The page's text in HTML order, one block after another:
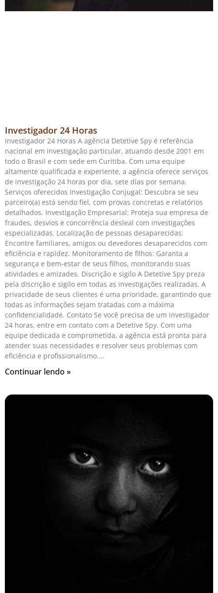
Investigador 24 Horas
Investigador 24 Horas A agência Detetive Spy é referência
nacional em investigação particular, atuando desde 2001 em
todo o Brasil e com sede em Curitiba. Com uma equipe
altamente qualificada e experiente, a agência oferece serviços
de investigação 24 horas por dia, sete dias por semana.
Serviços oferecidos Investigação Conjugal: Descubra se seu
parceiro(a) está sendo fiel, com provas concretas e relatórios
detalhados. Investigação Empresarial: Proteja sua empresa de
fraudes, desvios e concorrência desleal com investigações
especializadas. Localização de pessoas desaparecidas:
Encontre familiares, amigos ou devedores desaparecidos com
eficiência e rapidez. Monitoramento de filhos: Garanta a
segurança e bem-estar de seus filhos, monitorando suas
atividades e amizades. Discrição e sigilo A Detetive Spy preza
pela discrição e sigilo em todas as investigações realizadas. A
privacidade de seus clientes é uma prioridade, garantindo que
todas as informações sejam tratadas com a máxima
confidencialidade. Contato Se você precisa de um investigador
24 horas, entre em contato com a Detetive Spy. Com uma
equipe dedicada e comprometida, a agência está pronta para
atender suas necessidades e resolver seus problemas com
eficiência e profissionalismo.
Continuar lendo »